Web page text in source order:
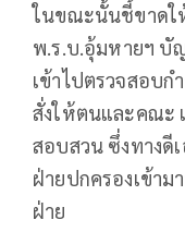
ในขณะนั้นชี้ขาดใ
พ.ร.บ.อุ้มหายฯ บั
เข้าไปตรวจสอบกํ
สั่งให้ตนและคณะ
สอบสวน ซึ่งทางดีเ
ฝ่ายปกครองเข้า
ฝ่าย